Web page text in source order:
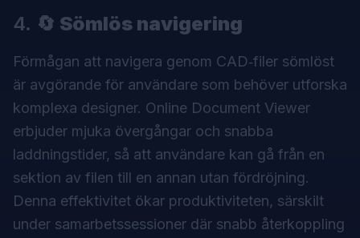
4. 🔄 Sömlös navigering
Förmågan att navigera genom CAD‑filer sömlöst
är avgörande för användare som behöver utforska
komplexa designer. Online Document Viewer
erbjuder mjuka övergångar och snabba
laddningstider, så att användare kan gå från en
sektion av filen till en annan utan fördröjning.
Denna effektivitet ökar produktiviteten, särskilt
under samarbetssessioner där snabb återkoppling